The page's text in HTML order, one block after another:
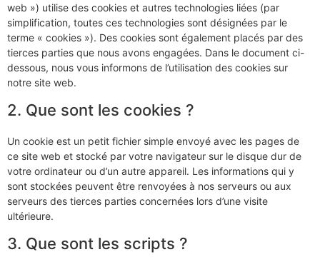
web ») utilise des cookies et autres technologies liées (par
simplification, toutes ces technologies sont désignées par le
terme « cookies »). Des cookies sont également placés par des
tierces parties que nous avons engagées. Dans le document ci-
dessous, nous vous informons de l’utilisation des cookies sur
notre site web.
2. Que sont les cookies ?
Un cookie est un petit fichier simple envoyé avec les pages de
ce site web et stocké par votre navigateur sur le disque dur de
votre ordinateur ou d’un autre appareil. Les informations qui y
sont stockées peuvent être renvoyées à nos serveurs ou aux
serveurs des tierces parties concernées lors d’une visite
ultérieure.
3. Que sont les scripts ?